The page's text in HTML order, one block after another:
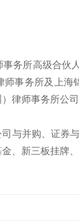
务所高级合伙
师事务所及上
律师事务所公司
与并购、证券
、新三板挂牌